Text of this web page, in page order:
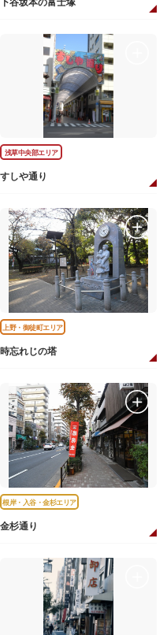
浅草中央部エリア
すしや通り
上野・御徒町エリア
時忘れじの塔
根岸・入谷・金杉エリア
金杉通り